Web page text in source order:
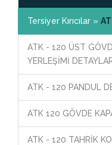
Tersiyer Kırıcılar »
ATK - 120 ÜST
YERLEŞİMİ
ATK - 120 PANDUL
ATK 120 GÖVDE
ATK - 120 TAHRİK